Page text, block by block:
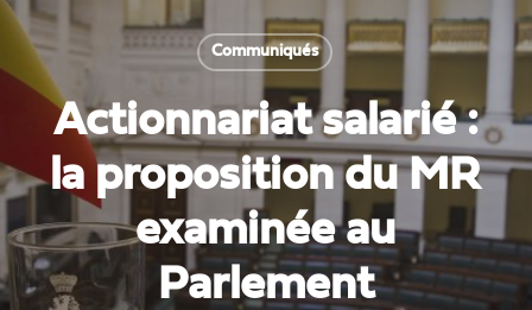
Communiqués
Actionnariat salarié :
la proposition du MR
examinée au
Parlement